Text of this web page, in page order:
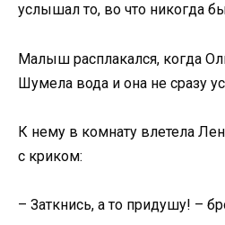
услышал то, во что никогда
Малыш расплакался, когда
Шумела вода и она не сразу
К нему в комнату влетела
с криком:
– Заткнись, а то придушу! –